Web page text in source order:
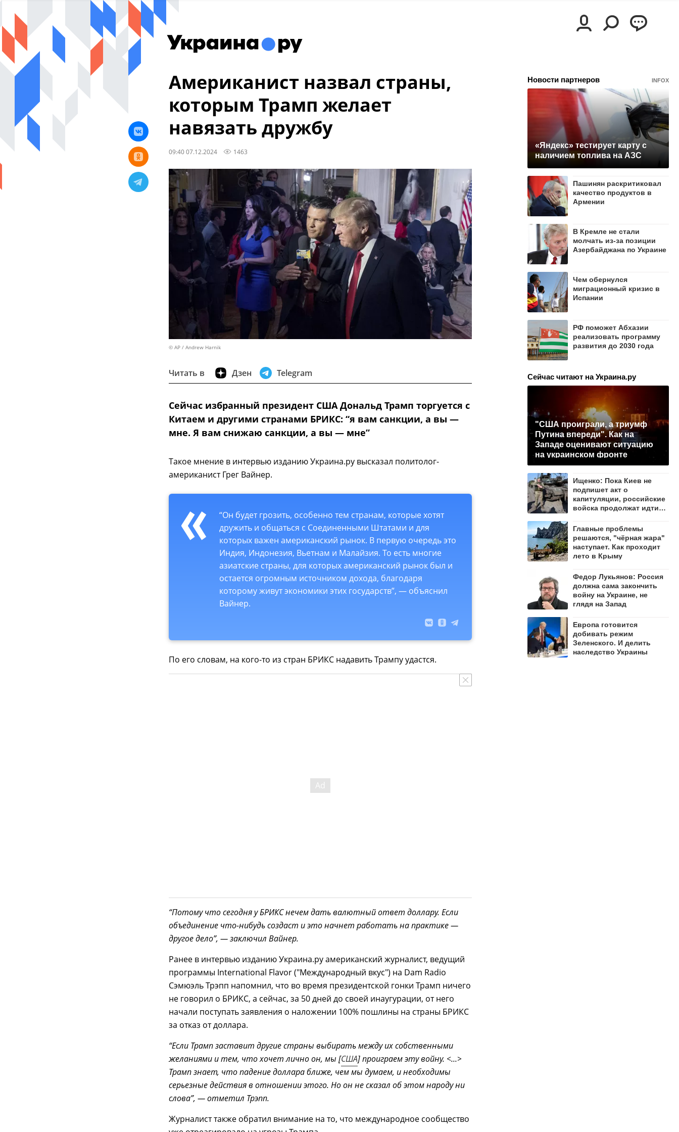
Американист назвал страны,
которым Трамп желает
навязать дружбу
09:40 07.12.2024 1463
© AP / Andrew Harnik
Читать в Дзен Telegram
Сейчас избранный президент США Дональд Трамп торгуется с
Китаем и другими странами БРИКС: “я вам санкции, а вы —
мне. Я вам снижаю санкции, а вы — мне”
Такое мнение в интервью изданию Украина.ру высказал политолог-
американист Грег Вайнер.
“Он будет грозить, особенно тем странам, которые хотят
дружить и общаться с Соединенными Штатами и для
которых важен американский рынок. В первую очередь это
Индия, Индонезия, Вьетнам и Малайзия. То есть многие
азиатские страны, для которых американский рынок был и
остается огромным источником дохода, благодаря
которому живут экономики этих государств”, — объяснил
Вайнер.
По его словам, на кого-то из стран БРИКС надавить Трампу удастся.
“Потому что сегодня у БРИКС нечем дать валютный ответ доллару. Если
объединение что-нибудь создаст и это начнет работать на практике —
другое дело”, — заключил Вайнер.
Ранее в интервью изданию Украина.ру американский журналист, ведущий
программы International Flavor ("Международный вкус") на Dam Radio
Сэмюэль Трэпп напомнил, что во время президентской гонки Трамп ничего
не говорил о БРИКС, а сейчас, за 50 дней до своей инаугурации, от него
начали поступать заявления о наложении 100% пошлины на страны БРИКС
за отказ от доллара.
“Если Трамп заставит другие страны выбирать между их собственными
желаниями и тем, что хочет лично он, мы [США] проиграем эту войну. <...>
Трамп знает, что падение доллара ближе, чем мы думаем, и необходимы
серьезные действия в отношении этого. Но он не сказал об этом народу ни
слова”, — отметил Трэпп.
Журналист также обратил внимание на то, что международное сообщество
Новости партнеров INFOX
«Яндекс» тестирует карту с
наличием топлива на АЗС
Пашинян раскритиковал
качество продуктов в
Армении
В Кремле не стали
молчать из-за позиции
Азербайджана по Украине
Чем обернулся
миграционный кризис в
Испании
РФ поможет Абхазии
реализовать программу
развития до 2030 года
Сейчас читают на Украина.ру
"США проиграли, а триумф
Путина впереди". Как на
Западе оценивают ситуацию
на украинском фронте
Ищенко: Пока Киев не
подпишет акт о
капитуляции, российские
войска продолжат идти
Главные проблемы
решаются, "чёрная жара"
наступает. Как проходит
лето в Крыму
Федор Лукьянов: Россия
должна сама закончить
войну на Украине, не
глядя на Запад
Европа готовится
добивать режим
Зеленского. И делить
наследство Украины